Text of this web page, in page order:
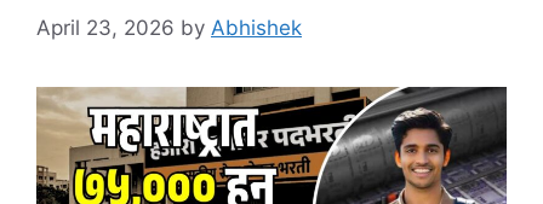
April 23, 2026 by Abhishek